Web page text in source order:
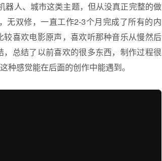
器人、城市这类主题，但从没真正完整的做
无双修，一直工作2-3个月完成了所有的内
喜欢电影原声，喜欢听那种音乐从慢然后
总结了以前喜欢的很多东西，制作过程很
感觉能在后面的创作中能遇到。